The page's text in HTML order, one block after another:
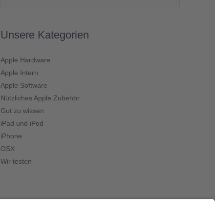
Unsere Kategorien
Apple Hardware
Apple Intern
Apple Software
Nützliches Apple Zubehör
Gut zu wissen
iPad und iPod
iPhone
OSX
Wir testen